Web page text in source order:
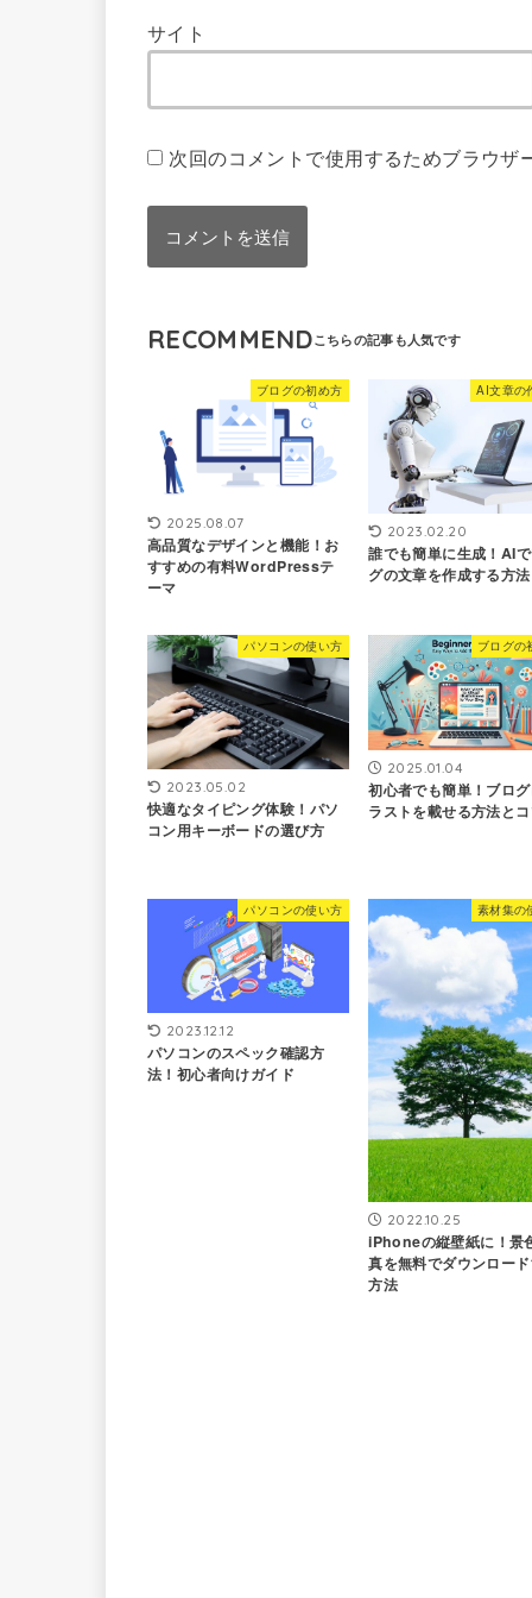
サイト
次回のコメントで使用するためブラウザ
RECOMMEND
ブログの初め方
2025.08.07
高品質なデザインと機能！お
すすめの有料WordPressテ
ーマ
AI文章の
2023.02.20
誰でも簡単に生成！AI
グの文章を作成する方法
パソコンの使い方
2023.05.02
快適なタイピング体験！パソ
コン用キーボードの選び方
ブログの
2025.01.04
初心者でも簡単！ブロ
ラストを載せる方法と
パソコンの使い方
2023.12.12
パソコンのスペック確認方
法！初心者向けガイド
素材集の
2022.10.25
iPhoneの縦壁紙に！景
真を無料でダウンロー
方法